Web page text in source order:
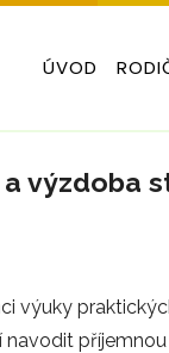
ÚVOD
výzdoba
výuky